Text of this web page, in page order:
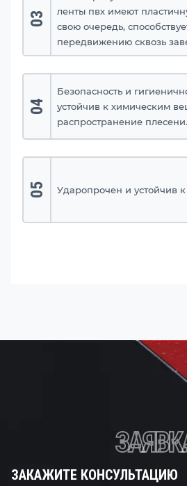
03
ленты пвх имеют
свою очередь,
передвижению сквозь
04
Безопасность и
устойчив к химическим
распространение плесени.
05 Ударопрочен и устойчив
ЗАКАЖИТЕ КОНСУЛЬТАЦИЮ